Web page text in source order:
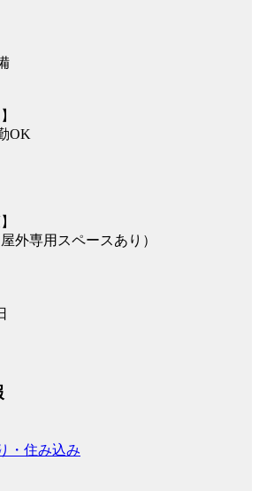
OK
外専用スペースあり）
・住み込み